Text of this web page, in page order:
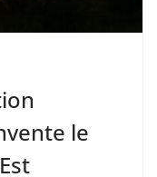
le